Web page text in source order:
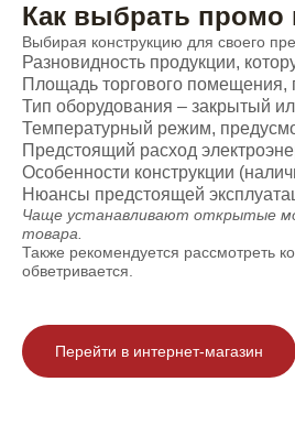
Как выбрать промо
Выбирая конструкцию для своего
Разновидность продукции,
Площадь торгового помещения,
Тип оборудования – закрытый
Температурный режим,
Предстоящий расход
Особенности конструкции
Нюансы предстоящей
Чаще устанавливают открытые
товара.
Также рекомендуется рассмотреть
обветривается.
Перейти в интернет-магазин